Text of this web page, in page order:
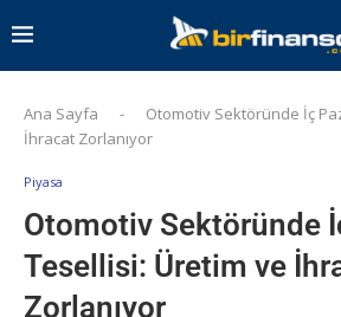
Ana Sayfa -
Otomotiv Sektöründe İç
İhracat Zorlanıyor
Piyasa
Otomotiv Sektöründe
Tesellisi: Üretim ve
Zorlanıyor